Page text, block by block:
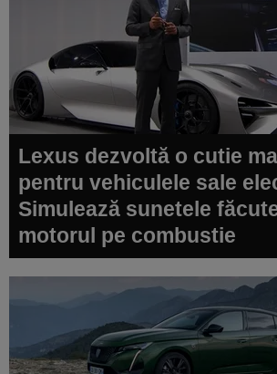
Lexus dezvoltă o cutie
pentru vehiculele sale
Simulează sunetele
motorul pe combustie